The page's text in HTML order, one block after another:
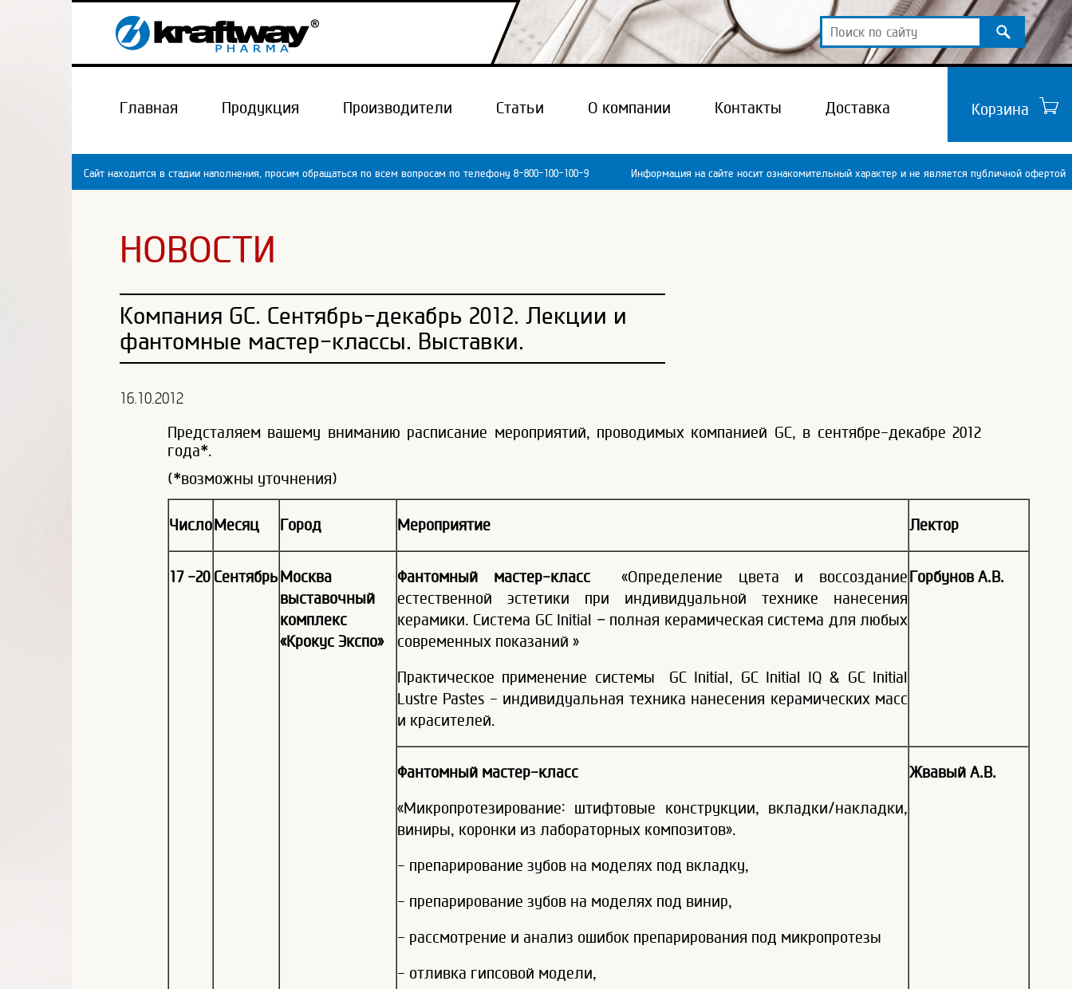
Главная Продукция Производители Статьи О компании Контакты Доставка Корзина
Сайт находится в стадии наполнения, просим обращаться по всем вопросам по телефону 8-800-100-100-9 Информация на сайте носит ознакомительный характер и не является публичной офертой
НОВОСТИ
Компания GC. Сентябрь-декабрь 2012. Лекции и
фантомные мастер-классы. Выставки.
16.10.2012
Предсталяем вашему вниманию расписание мероприятий, проводимых компанией GC, в сентябре-декабре 2012
года*.
(*возможны уточнения)
ЧислоМесяц Город Мероприятие Лектор
17 -20 СентябрьМосква
выставочный
комплекс
«Крокус Экспо»
Фантомный мастер-класс«Определение цвета и воссоздание
естественной эстетики при индивидуальной технике нанесения
керамики. Система GC Initial – полная керамическая система для любых
современных показаний »
Практическое применение системы GC Initial, GC Initial IQ & GC Initial
Lustre Pastes - индивидуальная техника нанесения керамических масс
и красителей.
Горбунов А.В.
Фантомный мастер-класс
«Микропротезирование: штифтовые конструкции, вкладки/накладки,
виниры, коронки из лабораторных композитов».
- препарирование зубов на моделях под вкладку,
- препарирование зубов на моделях под винир,
- рассмотрение и анализ ошибок препарирования под микропротезы
- отливка гипсовой модели,
Жвавый А.В.